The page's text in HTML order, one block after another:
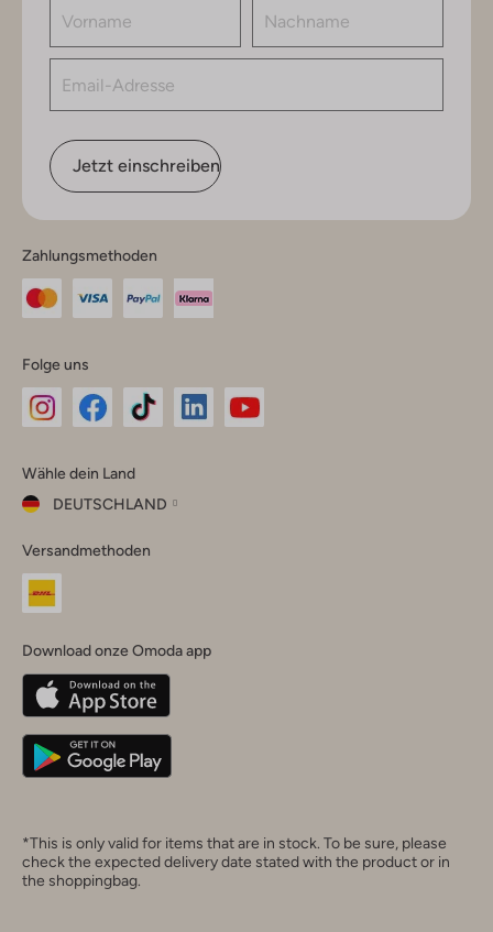
Jetzt einschreiben
Zahlungsmethoden
Folge uns
Instagram
Facebook
TikTok
Wähle dein Land
DEUTSCHLAND
dein
Land
Belgique(Français)
Deutschland
Versandmethoden
Download onze Omoda app
*This is only valid for items that are in stock. To be sure, please
check the expected delivery date stated with the product or in
the shoppingbag.